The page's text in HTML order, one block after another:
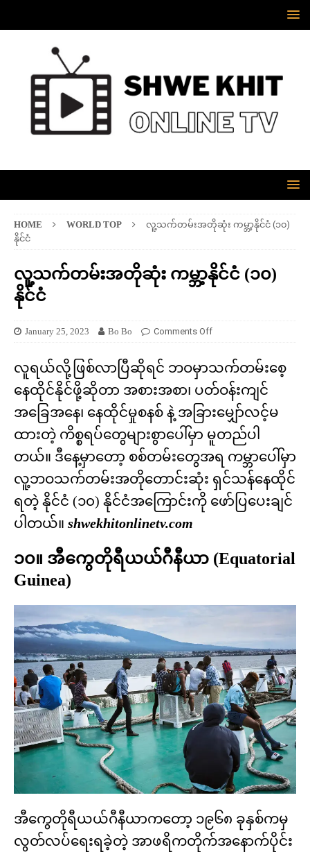
HOME WORLD TOP
လူ့သက်တမ်းအတိုဆုံး ကမ္ဘာ့နိုင်ငံ (၁၀)
နိုင်ငံ
လူ့သက်တမ်းအတိုဆုံး ကမ္ဘာ့နိုင်ငံ (၁၀)
နိုင်ငံ
January 25, 2023 Bo Bo Comments Off
လူရယ်လို့ဖြစ်လာပြီဆိုရင် ဘဝမှာသက်တမ်းစေ့
နေထိုင်နိုင်ဖို့ဆိုတာ အစားအစာ၊ ပတ်ဝန်းကျင်
အခြေအနေ၊ နေထိုင်မှုစနစ် နဲ့ အခြားမျှော်လင့်မ
ထားတဲ့ ကိစ္စရပ်တွေများစွာပေါ်မှာ မူတည်ပါ
တယ်။ ဒီနေ့မှာတော့ စစ်တမ်းတွေအရ ကမ္ဘာပေါ်မှာ
လူ့ဘဝသက်တမ်းအတိုတောင်းဆုံး ရှင်သန်နေထိုင်
ရတဲ့ နိုင်ငံ (၁၀) နိုင်ငံအကြောင်းကို ဖော်ပြပေးချင်
ပါတယ်။ shwekhitonlinetv.com
၁၀။ အီကွေတိုရီယယ်ဂီနီယာ (Equatorial
Guinea)
အီကွေတိုရီယယ်ဂီနီယာကတော့ ၁၉၆၈ ခုနှစ်ကမှ
လွတ်လပ်ရေးရခဲ့တဲ့ အာဖရိကတိုက်အနောက်ပိုင်း